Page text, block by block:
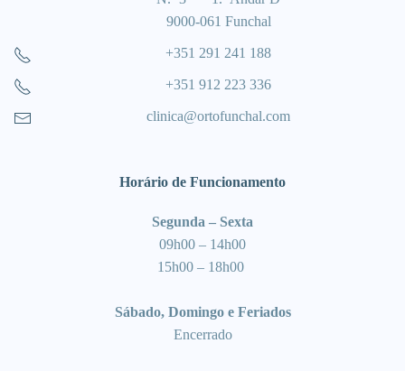
9000-061 Funchal
+351 291 241 188
+351 912 223 336
clinica@ortofunchal.com
Horário de Funcionamento
Segunda – Sexta
09h00 – 14h00
15h00 – 18h00
Sábado, Domingo e Feriados
Encerrado